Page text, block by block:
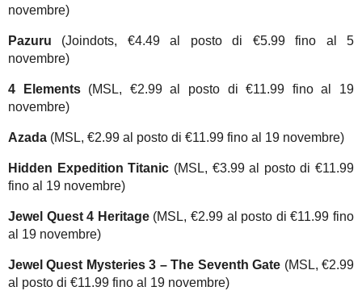
novembre)
Pazuru (Joindots, €4.49 al posto di €5.99 fino al 5
novembre)
4 Elements(MSL, €2.99 al posto di €11.99 fino al 19
novembre)
Azada (MSL, €2.99 al posto di €11.99 fino al 19 novembre)
Hidden Expedition Titanic (MSL, €3.99 al posto di €11.99
fino al 19 novembre)
Jewel Quest 4 Heritage(MSL, €2.99 al posto di €11.99 fino
al 19 novembre)
Jewel Quest Mysteries 3 – The Seventh Gate (MSL, €2.99
al posto di €11.99 fino al 19 novembre)